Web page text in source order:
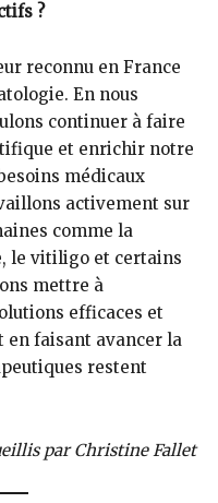
?
reconnu en France
En nous
continuer à faire
et enrichir notre
médicaux
activement sur
comme la
le vitiligo et certains
mettre à
efficaces et
en faisant avancer la
restent
par Christine Fallet